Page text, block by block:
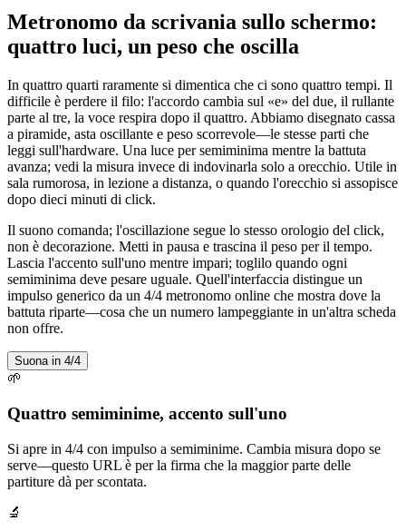
Metronomo da scrivania sullo schermo:
quattro luci, un peso che oscilla
In quattro quarti raramente si dimentica che ci sono quattro tempi. Il
difficile è perdere il filo: l'accordo cambia sul «e» del due, il rullante
parte al tre, la voce respira dopo il quattro. Abbiamo disegnato cassa
a piramide, asta oscillante e peso scorrevole—le stesse parti che
leggi sull'hardware. Una luce per semiminima mentre la battuta
avanza; vedi la misura invece di indovinarla solo a orecchio. Utile in
sala rumorosa, in lezione a distanza, o quando l'orecchio si assopisce
dopo dieci minuti di click.
Il suono comanda; l'oscillazione segue lo stesso orologio del click,
non è decorazione. Metti in pausa e trascina il peso per il tempo.
Lascia l'accento sull'uno mentre impari; toglilo quando ogni
semiminima deve pesare uguale. Quell'interfaccia distingue un
impulso generico da un 4/4 metronomo online che mostra dove la
battuta riparte—cosa che un numero lampeggiante in un'altra scheda
non offre.
Suona in 4/4
🌱
Quattro semiminime, accento sull'uno
Si apre in 4/4 con impulso a semiminime. Cambia misura dopo se
serve—questo URL è per la firma che la maggior parte delle
partiture dà per scontata.
🔬